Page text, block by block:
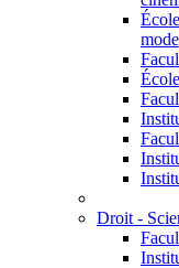
mode
Droit -